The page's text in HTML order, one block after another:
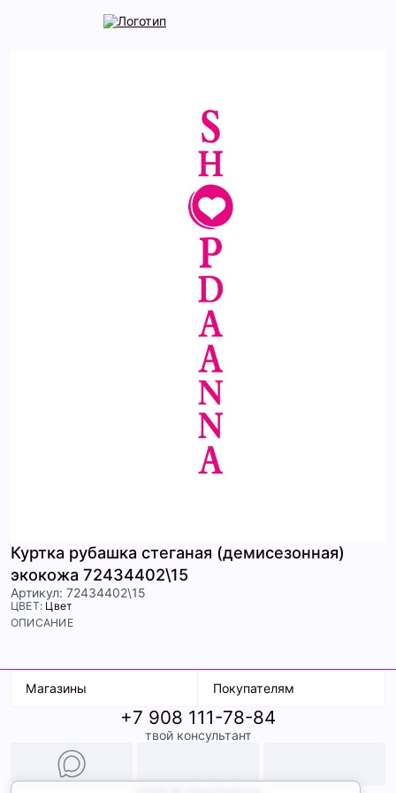
Куртка рубашка стеганая (демисезонная)
экокожа 72434402\15
Артикул: 72434402\15
ЦВЕТ: Цвет
ОПИСАНИЕ
Магазины
ТК Терминал
ТРК Континент
Покупателям
Доставка
Условия оплаты
Образы
+7 908 111-78-84
твой консультант